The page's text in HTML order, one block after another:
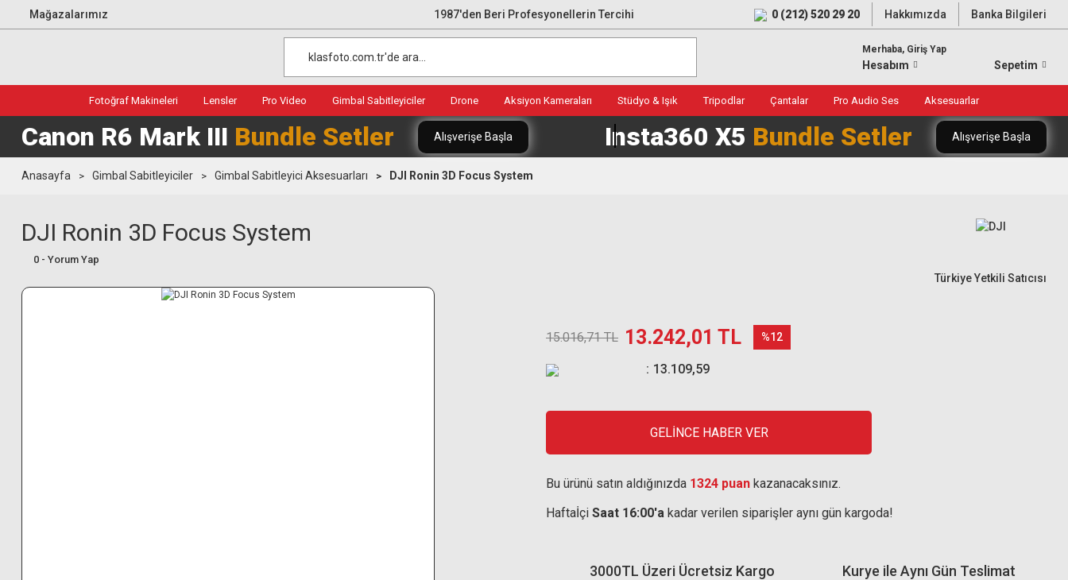
Mağazalarımız 1987'den Beri Profesyonellerin Tercihi 0 (212) 520 29 20 Hakkımızda Banka Bilgileri
Merhaba, Giriş Yap
Hesabım Sepetim
Fotoğraf Makineleri Lensler Pro Video Gimbal Sabitleyiciler Drone Aksiyon Kameraları Stüdyo & Işık Tripodlar Çantalar Pro Audio Ses Aksesuarlar
Canon R6 Mark III Bundle Setler Alışverişe Başla Insta360 X5 Bundle Setler Alışverişe Başla
Anasayfa Gimbal Sabitleyiciler Gimbal Sabitleyici Aksesuarları DJI Ronin 3D Focus System
DJI Ronin 3D Focus System
0 - Yorum Yap
Türkiye Yetkili Satıcısı
15.016,71 TL 13.242,01 TL %12
13.109,59
GELİNCE HABER VER
Bu ürünü satın aldığınızda 1324 puan kazanacaksınız.
Haftaİçi Saat 16:00'a kadar verilen siparişler aynı gün kargoda!
Kurye ile Aynı Gün Teslimat
3000TL Üzeri Ücretsiz Kargo